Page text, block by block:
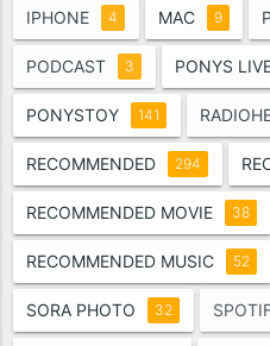
IPHONE 4 MAC 9
PODCAST 3 PONYS
PONYSTOY 141
RECOMMENDED 294
RECOMMENDED MOVIE 38
RECOMMENDED MUSIC 52
SORA PHOTO 32